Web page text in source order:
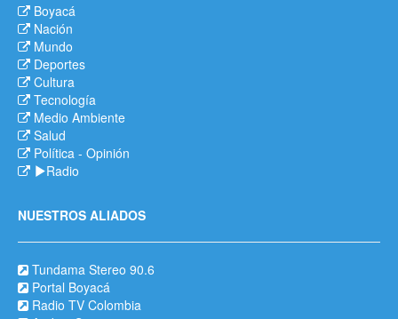
Boyacá
Nación
Mundo
Deportes
Cultura
Tecnología
Medio Ambiente
Salud
Política - Opinión
Radio
NUESTROS ALIADOS
Tundama Stereo 90.6
Portal Boyacá
Radio TV Colombia